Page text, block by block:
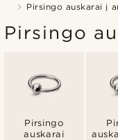
Pirsingo auskarai į
Pirsingo
Pirsingo
auskarai